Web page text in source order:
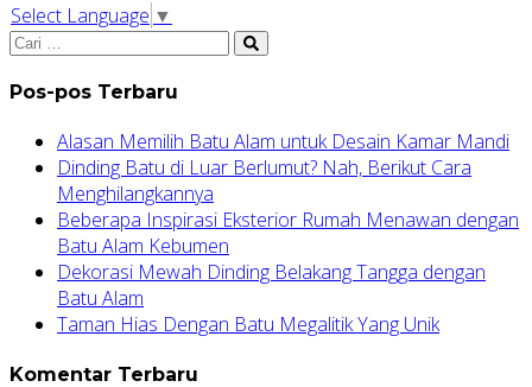
Select Language ▼
Pos-pos Terbaru
Alasan Memilih Batu Alam untuk Desain Kamar Mandi
Dinding Batu di Luar Berlumut? Nah, Berikut Cara
Menghilangkannya
Beberapa Inspirasi Eksterior Rumah Menawan dengan
Batu Alam Kebumen
Dekorasi Mewah Dinding Belakang Tangga dengan
Batu Alam
Taman Hias Dengan Batu Megalitik Yang Unik
Komentar Terbaru